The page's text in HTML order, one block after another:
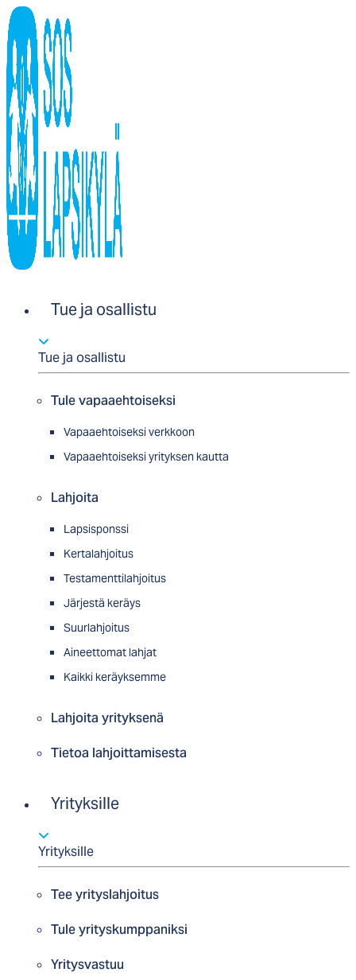
Tue ja osallistu
Tue ja osallistu
Tule vapaaehtoiseksi
Vapaaehtoiseksi verkkoon
Vapaaehtoiseksi yrityksen kautta
Lahjoita
Lapsisponssi
Kertalahjoitus
Testamenttilahjoitus
Järjestä keräys
Suurlahjoitus
Aineettomat lahjat
Kaikki keräyksemme
Lahjoita yrityksenä
Tietoa lahjoittamisesta
Yrityksille
Yrityksille
Tee yrityslahjoitus
Tule yrityskumppaniksi
Yritysvastuu